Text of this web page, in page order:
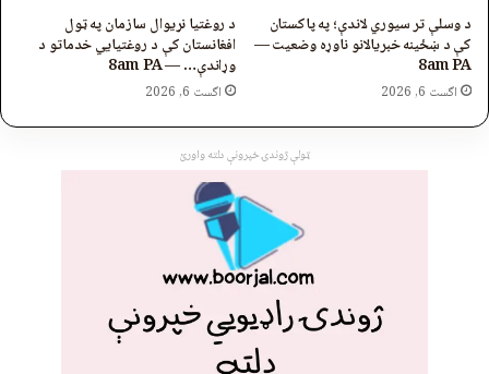
د وسلې تر سیوري لاندې؛ په پاکستان
کې د ښځینه خبریالانو ناوړه وضعیت —
8am PA
اگست 6, 2026
د روغتیا نړیوال سازمان په ټول
افغانستان کې د روغتیايي خدماتو د
وړاندې… — 8am PA
اگست 6, 2026
ټولې ژوندۍ خپرونې دلته واورئ